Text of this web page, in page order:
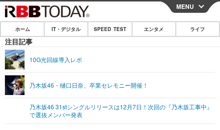
CLOSE
ホーム
IT・デジタル
ショッピング その他
SPEED TEST
エンタメ
エンタメTOP
ライフ
MENU
ホーム IT・デジタル SPEED TEST エンタメ ライフ
注目記事
10G光回線導入レポ
乃木坂46・樋口日奈、卒業セレモニー開催！
乃木坂46 31stシングルリリースは12月7日！次回の『乃木坂工事中』
で選抜メンバー発表